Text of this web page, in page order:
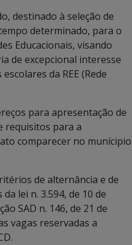
destinado à seleção de
determinado, para o
Educacionais, visando
de excepcional interesse
da REE (Rede
para apresentação de
requisitos para a
comparecer no munícipio
de alternância e de
lei n. 3.594, de 10 de
SAD n. 146, de 21 de
vagas reservadas a